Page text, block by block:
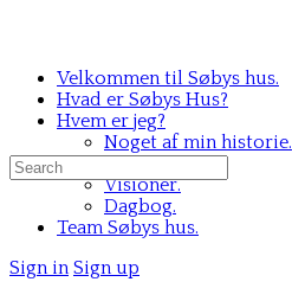
Velkommen til Søbys hus.
Hvad er Søbys Hus?
Hvem er jeg?
Noget af min historie.
Mit C.V.
Visioner.
Dagbog.
Team Søbys hus.
Sign in Sign up
Search
for: